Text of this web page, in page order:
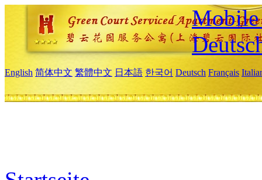
Mobile
English 简体中文 繁體中文 日本語 한국어 Deutsch Français